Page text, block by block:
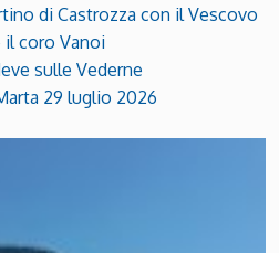
di Castrozza con il Vescovo
il coro Vanoi
sulle Vederne
29 luglio 2026